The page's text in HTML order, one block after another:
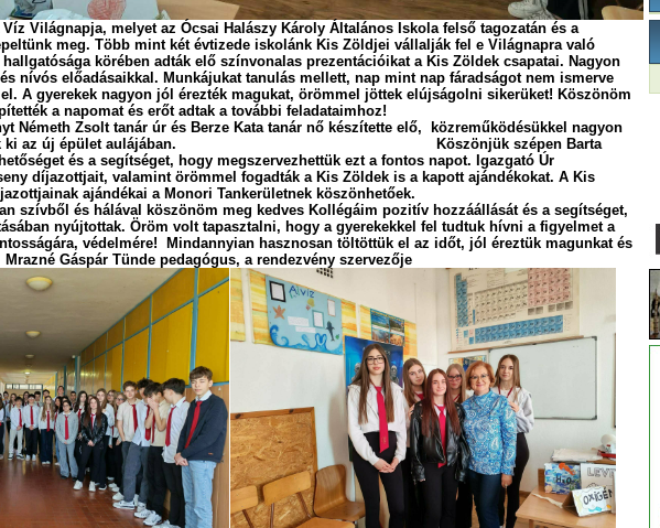
Világnapja, melyet az Ócsai Halászy Károly Általános Iskola felső tagozatán és a
meg. Több mint két évtizede iskolánk Kis Zöldjei vállalják fel e Világnapra való
körében adták elő színvonalas prezentációikat a Kis Zöldek csapatai. Nagyon
nívós előadásaikkal. Munkájukat tanulás mellett, nap mint nap fáradságot nem ismerve
A gyerekek nagyon jól érezték magukat, örömmel jöttek elújságolni sikerüket! Köszönöm
a napomat és erőt adtak a további feladataimhoz!
Németh Zsolt tanár úr és Berze Kata tanár nő készítette elő, közreműködésükkel nagyon
ki az új épület aulájában. Köszönjük szépen Barta
és a segítséget, hogy megszervezhettük ezt a fontos napot. Igazgató Úr
díjazottjait, valamint örömmel fogadták a Kis Zöldek is a kapott ajándékokat. A Kis
ajándékai a Monori Tankerületnek köszönhetőek.
szívből és hálával köszönöm meg kedves Kollégáim pozitív hozzáállását és a segítséget,
nyújtottak. Öröm volt tapasztalni, hogy a gyerekekkel fel tudtuk hívni a figyelmet a
védelmére! Mindannyian hasznosan töltöttük el az időt, jól éreztük magunkat és
Gáspár Tünde pedagógus, a rendezvény szervezője